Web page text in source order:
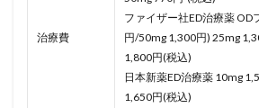
治療費
ファイザー社ED治療薬 OD
円/50mg 1,300円) 25mg
1,800円(税込)
日本新薬ED治療薬 10mg
1,650円(税込)